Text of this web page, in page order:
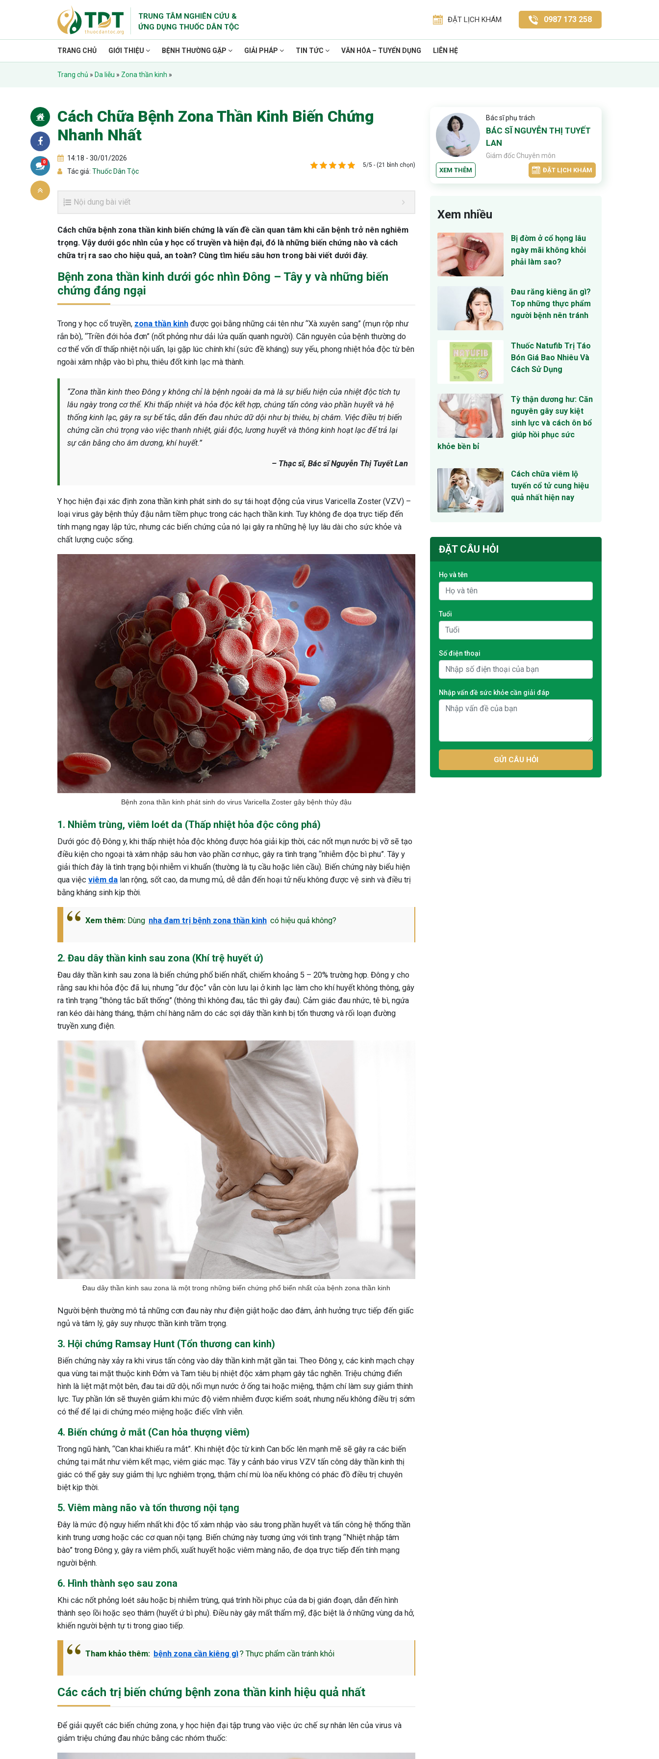
TRUNG TÂM NGHIÊN CỨU &
ỨNG DỤNG THUỐC DÂN TỘC
ĐẶT LỊCH KHÁM 0987 173 258
TRANG CHỦ GIỚI THIỆU BỆNH THƯỜNG GẶP GIẢI PHÁP TIN TỨC VĂN HÓA – TUYỂN DỤNG LIÊN HỆ
Trang chủ » Da liễu » Zona thần kinh »
Cách Chữa Bệnh Zona Thần Kinh Biến Chứng
Nhanh Nhất
14:18 - 30/01/2026
Tác giả: Thuốc Dân Tộc
5/5 - (21 bình chọn)
0
Nội dung bài viết
Cách chữa bệnh zona thần kinh biến chứng là vấn đề cần quan tâm khi căn bệnh trở nên nghiêm
trọng. Vậy dưới góc nhìn của y học cổ truyền và hiện đại, đó là những biến chứng nào và cách
chữa trị ra sao cho hiệu quả, an toàn? Cùng tìm hiểu sâu hơn trong bài viết dưới đây.
Bệnh zona thần kinh dưới góc nhìn Đông – Tây y và những biến
chứng đáng ngại
Trong y học cổ truyền, zona thần kinh được gọi bằng những cái tên như “Xà xuyên sang” (mụn rộp như
rắn bò), “Triền đới hỏa đơn” (nốt phỏng như dải lửa quấn quanh người). Căn nguyên của bệnh thường do
cơ thể vốn dĩ thấp nhiệt nội uẩn, lại gặp lúc chính khí (sức đề kháng) suy yếu, phong nhiệt hỏa độc từ bên
ngoài xâm nhập vào bì phu, thiêu đốt kinh lạc mà thành.
“Zona thần kinh theo Đông y không chỉ là bệnh ngoài da mà là sự biểu hiện của nhiệt độc tích tụ
lâu ngày trong cơ thể. Khi thấp nhiệt và hỏa độc kết hợp, chúng tấn công vào phần huyết và hệ
thống kinh lạc, gây ra sự bế tắc, dẫn đến đau nhức dữ dội như bị thiêu, bị châm. Việc điều trị biến
chứng cần chú trọng vào việc thanh nhiệt, giải độc, lương huyết và thông kinh hoạt lạc để trả lại
sự cân bằng cho âm dương, khí huyết.”
– Thạc sĩ, Bác sĩ Nguyễn Thị Tuyết Lan
Y học hiện đại xác định zona thần kinh phát sinh do sự tái hoạt động của virus Varicella Zoster (VZV) –
loại virus gây bệnh thủy đậu nằm tiềm phục trong các hạch thần kinh. Tuy không đe dọa trực tiếp đến
tính mạng ngay lập tức, nhưng các biến chứng của nó lại gây ra những hệ lụy lâu dài cho sức khỏe và
chất lượng cuộc sống.
Bệnh zona thần kinh phát sinh do virus Varicella Zoster gây bệnh thủy đậu
1. Nhiễm trùng, viêm loét da (Thấp nhiệt hỏa độc công phá)
Dưới góc độ Đông y, khi thấp nhiệt hỏa độc không được hóa giải kịp thời, các nốt mụn nước bị vỡ sẽ tạo
điều kiện cho ngoại tà xâm nhập sâu hơn vào phần cơ nhục, gây ra tình trạng “nhiễm độc bì phu”. Tây y
giải thích đây là tình trạng bội nhiễm vi khuẩn (thường là tụ cầu hoặc liên cầu). Biến chứng này biểu hiện
qua việc viêm da lan rộng, sốt cao, da mưng mủ, dễ dẫn đến hoại tử nếu không được vệ sinh và điều trị
bằng kháng sinh kịp thời.
Xem thêm: Dùng nha đam trị bệnh zona thần kinh có hiệu quả không?
2. Đau dây thần kinh sau zona (Khí trệ huyết ứ)
Đau dây thần kinh sau zona là biến chứng phổ biến nhất, chiếm khoảng 5 – 20% trường hợp. Đông y cho
rằng sau khi hỏa độc đã lui, nhưng “dư độc” vẫn còn lưu lại ở kinh lạc làm cho khí huyết không thông, gây
ra tình trạng “thông tắc bất thống” (thông thì không đau, tắc thì gây đau). Cảm giác đau nhức, tê bì, ngứa
ran kéo dài hàng tháng, thậm chí hàng năm do các sợi dây thần kinh bị tổn thương và rối loạn đường
truyền xung điện.
Đau dây thần kinh sau zona là một trong những biến chứng phổ biến nhất của bệnh zona thần kinh
Người bệnh thường mô tả những cơn đau này như điện giật hoặc dao đâm, ảnh hưởng trực tiếp đến giấc
ngủ và tâm lý, gây suy nhược thần kinh trầm trọng.
3. Hội chứng Ramsay Hunt (Tổn thương can kinh)
Biến chứng này xảy ra khi virus tấn công vào dây thần kinh mặt gần tai. Theo Đông y, các kinh mạch chạy
qua vùng tai mặt thuộc kinh Đởm và Tam tiêu bị nhiệt độc xâm phạm gây tắc nghẽn. Triệu chứng điển
hình là liệt mặt một bên, đau tai dữ dội, nổi mụn nước ở ống tai hoặc miệng, thậm chí làm suy giảm thính
lực. Tuy phần lớn sẽ thuyên giảm khi mức độ viêm nhiễm được kiểm soát, nhưng nếu không điều trị sớm
có thể để lại di chứng méo miệng hoặc điếc vĩnh viễn.
4. Biến chứng ở mắt (Can hỏa thượng viêm)
Trong ngũ hành, “Can khai khiếu ra mắt”. Khi nhiệt độc từ kinh Can bốc lên mạnh mẽ sẽ gây ra các biến
chứng tại mắt như viêm kết mạc, viêm giác mạc. Tây y cảnh báo virus VZV tấn công dây thần kinh thị
giác có thể gây suy giảm thị lực nghiêm trọng, thậm chí mù lòa nếu không có phác đồ điều trị chuyên
biệt kịp thời.
5. Viêm màng não và tổn thương nội tạng
Đây là mức độ nguy hiểm nhất khi độc tố xâm nhập vào sâu trong phần huyết và tấn công hệ thống thần
kinh trung ương hoặc các cơ quan nội tạng. Biến chứng này tương ứng với tình trạng “Nhiệt nhập tâm
bào” trong Đông y, gây ra viêm phổi, xuất huyết hoặc viêm màng não, đe dọa trực tiếp đến tính mạng
người bệnh.
6. Hình thành sẹo sau zona
Khi các nốt phỏng loét sâu hoặc bị nhiễm trùng, quá trình hồi phục của da bị gián đoạn, dẫn đến hình
thành sẹo lồi hoặc sẹo thâm (huyết ứ bì phu). Điều này gây mất thẩm mỹ, đặc biệt là ở những vùng da hở,
khiến người bệnh tự ti trong giao tiếp.
Tham khảo thêm: bệnh zona cần kiêng gì? Thực phẩm cần tránh khỏi
Các cách trị biến chứng bệnh zona thần kinh hiệu quả nhất
Để giải quyết các biến chứng zona, y học hiện đại tập trung vào việc ức chế sự nhân lên của virus và
giảm triệu chứng đau nhức bằng các nhóm thuốc:
Bác sĩ phụ trách
BÁC SĨ NGUYỄN THỊ TUYẾT
LAN
Giám đốc Chuyên môn
XEM THÊM ĐẶT LỊCH KHÁM
Xem nhiều
Bị đờm ở cổ họng lâu
ngày mãi không khỏi
phải làm sao?
Đau răng kiêng ăn gì?
Top những thực phẩm
người bệnh nên tránh
Thuốc Natufib Trị Táo
Bón Giá Bao Nhiêu Và
Cách Sử Dụng
Tỳ thận dương hư: Căn
nguyên gây suy kiệt
sinh lực và cách ôn bổ
giúp hồi phục sức
khỏe bền bỉ
Cách chữa viêm lộ
tuyến cổ tử cung hiệu
quả nhất hiện nay
ĐẶT CÂU HỎI
Họ và tên
Tuổi
Số điện thoại
Nhập vấn đề sức khỏe cần giải đáp
GỬI CÂU HỎI